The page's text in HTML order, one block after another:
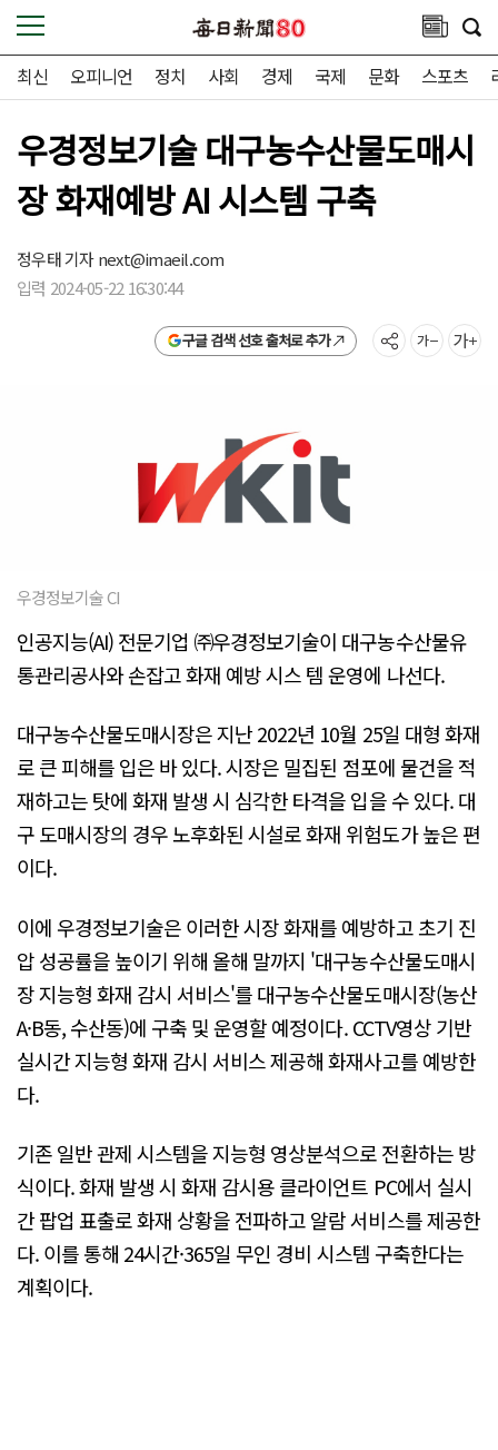
최신 오피니언 정치 사회 경제 국제 문화 스포츠
우경정보기술 대구농수산물도매시
장 화재예방 AI 시스템 구축
정우태 기자next@imaeil.com
입력 2024-05-22 16:30:44
구글 검색 선호 출처로 추가
우경정보기술 CI
인공지능(AI) 전문기업 ㈜우경정보기술이 대구농수산물유
통관리공사와 손잡고 화재 예방 시스 템 운영에 나선다.
대구농수산물도매시장은 지난 2022년 10월 25일 대형 화재
로 큰 피해를 입은 바 있다. 시장은 밀집된 점포에 물건을 적
재하고는 탓에 화재 발생 시 심각한 타격을 입을 수 있다. 대
구 도매시장의 경우 노후화된 시설로 화재 위험도가 높은 편
이다.
이에 우경정보기술은 이러한 시장 화재를 예방하고 초기 진
압 성공률을 높이기 위해 올해 말까지 '대구농수산물도매시
장 지능형 화재 감시 서비스'를 대구농수산물도매시장(농산
A·B동, 수산동)에 구축 및 운영할 예정이다. CCTV영상 기반
실시간 지능형 화재 감시 서비스 제공해 화재사고를 예방한
다.
기존 일반 관제 시스템을 지능형 영상분석으로 전환하는 방
식이다. 화재 발생 시 화재 감시용 클라이언트 PC에서 실시
간 팝업 표출로 화재 상황을 전파하고 알람 서비스를 제공한
다. 이를 통해 24시간·365일 무인 경비 시스템 구축한다는
계획이다.